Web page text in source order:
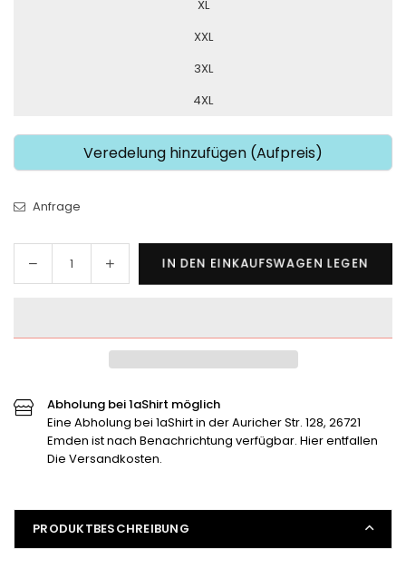
XL
XXL
3XL
4XL
Veredelung hinzufügen (Aufpreis)
Anfrage
Menge
für
-
Herren
verringern
Menge
für
-
-
Herren
erhöhen
IN DEN EINKAUFSWAGEN LEGEN
Abholung bei 1aShirt möglich
Eine Abholung bei 1aShirt in der Auricher Str. 128, 26721
Emden ist nach Benachrichtung verfügbar. Hier entfallen
Die Versandkosten.
PRODUKTBESCHREIBUNG